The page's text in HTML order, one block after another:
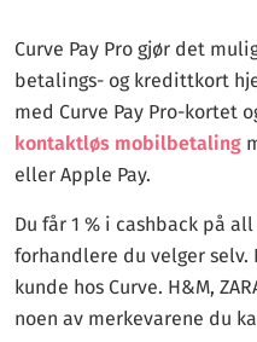
Curve Pay Pro gjør det
betalings- og kredittkort
med Curve Pay Pro-kortet
kontaktløs mobilbetaling
eller Apple Pay.
Du får 1 % i cashback på
forhandlere du velger selv.
kunde hos Curve. H&M,
noen av merkevarene du